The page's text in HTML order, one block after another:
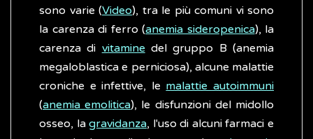
sono varie (Video), tra le più comuni vi sono
la carenza di ferro (anemia sideropenica), la
carenza di vitamine del gruppo B (anemia
megaloblastica e perniciosa), alcune malattie
croniche e infettive, le malattie autoimmuni
(anemia emolitica), le disfunzioni del midollo
osseo, lagravidanza, l'uso di alcuni farmaci e